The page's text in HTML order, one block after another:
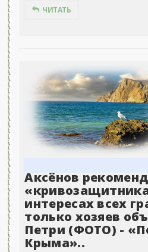
ЧИТАТЬ
Аксёнов
интересах всех
только хозяев
Петри (ФОТО) -
Крыма»..